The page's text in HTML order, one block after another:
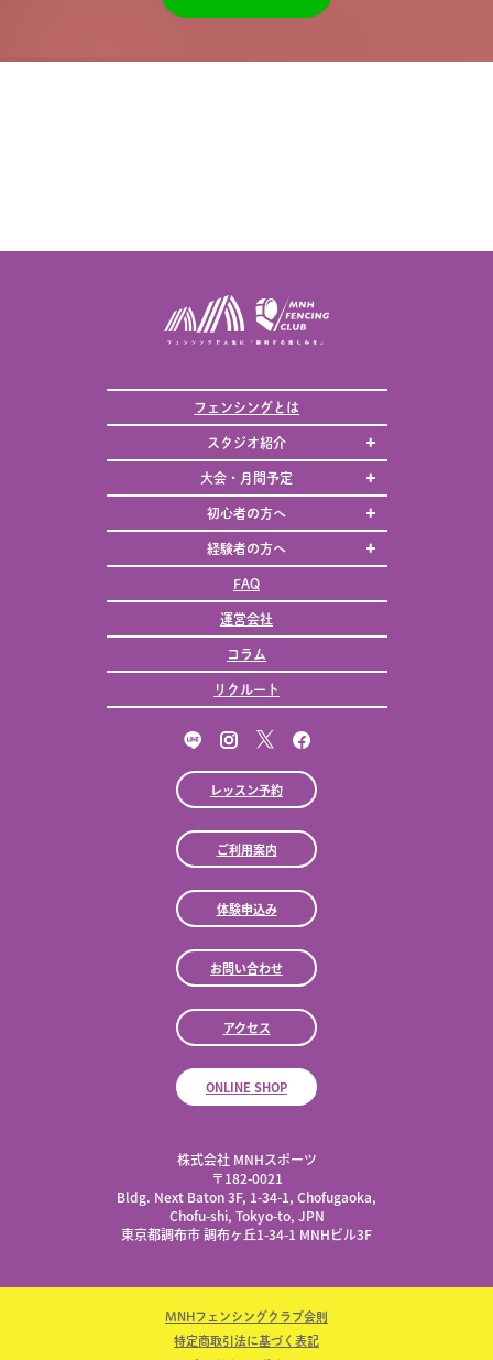
フェンシングとは
スタジオ紹介
大会・月間予定
初心者の方へ
経験者の方へ
FAQ
運営会社
コラム
リクルート
レッスン予約
ご利用案内
体験申込み
お問い合わせ
アクセス
ONLINE SHOP
株式会社 MNHスポーツ
​〒182-0021
Bldg. Next Baton 3F, 1-34-1, Chofugaoka,
Chofu-shi, Tokyo-to, JPN
東京都調布市 調布ヶ丘1-34-1 MNHビル3F
MNHフェンシングクラブ会則
特定商取引法に基づく表記